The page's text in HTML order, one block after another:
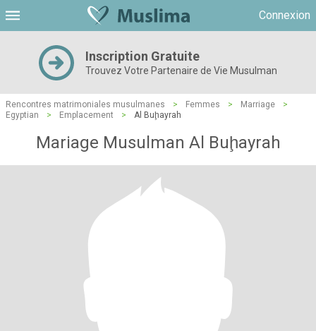
Connexion
Inscription Gratuite
Trouvez Votre Partenaire de Vie Musulman
Rencontres matrimoniales musulmanes > Femmes > Marriage
>
Egyptian
> Emplacement > Al Buḩayrah
Mariage Musulman Al Buḩayrah